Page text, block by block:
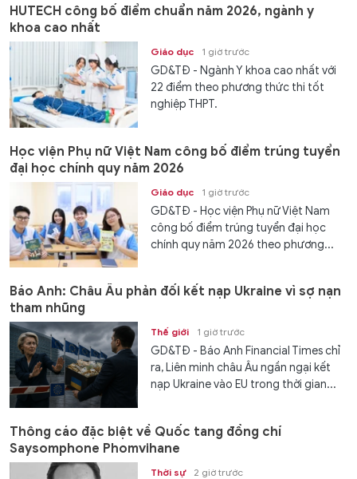
HUTECH công bố điểm chuẩn năm 2026, ngành y
khoa cao nhất
Giáo dục 1 giờ trước
GD&TĐ - Ngành Y khoa cao nhất với
22 điểm theo phương thức thi tốt
nghiệp THPT.
Học viện Phụ nữ Việt Nam công bố điểm trúng tuyển
đại học chính quy năm 2026
Giáo dục 1 giờ trước
GD&TĐ - Học viện Phụ nữ Việt Nam
công bố điểm trúng tuyển đại học
chính quy năm 2026 theo phương...
Báo Anh: Châu Âu phản đối kết nạp Ukraine vì sợ nạn
tham nhũng
Thế giới 1 giờ trước
GD&TĐ - Báo Anh Financial Times chỉ
ra, Liên minh châu Âu ngần ngại kết
nạp Ukraine vào EU trong thời gian...
Thông cáo đặc biệt về Quốc tang đồng chí
Saysomphone Phomvihane
Thời sự 2 giờ trước